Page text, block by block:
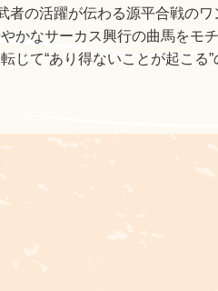
者の活躍が伝わる源平合戦の
かなサーカス興行の曲馬をモ
て“あり得ないことが起こる